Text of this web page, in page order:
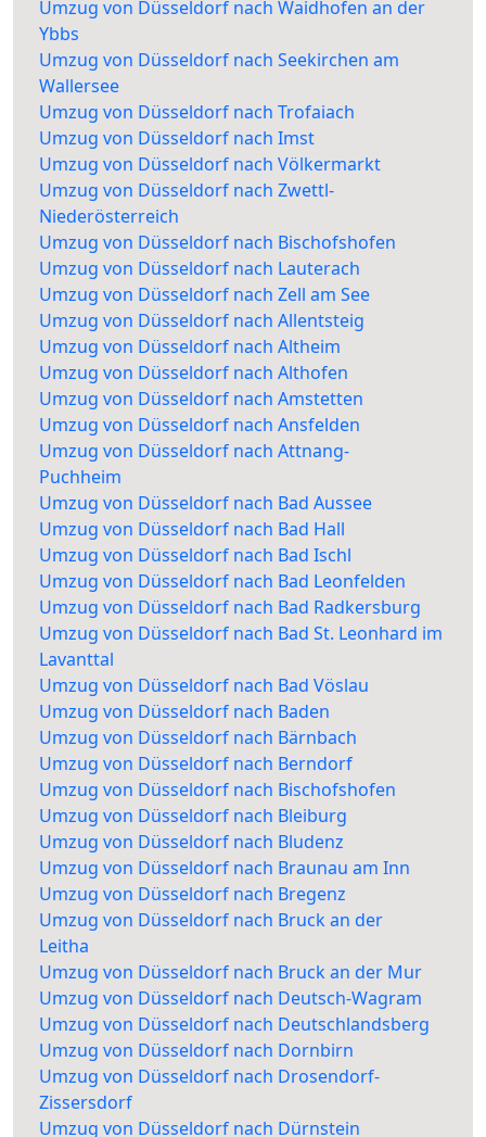
Umzug von Düsseldorf nach Waidhofen an der
Ybbs
Umzug von Düsseldorf nach Seekirchen am
Wallersee
Umzug von Düsseldorf nach Trofaiach
Umzug von Düsseldorf nach Imst
Umzug von Düsseldorf nach Völkermarkt
Umzug von Düsseldorf nach Zwettl-
Niederösterreich
Umzug von Düsseldorf nach Bischofshofen
Umzug von Düsseldorf nach Lauterach
Umzug von Düsseldorf nach Zell am See
Umzug von Düsseldorf nach Allentsteig
Umzug von Düsseldorf nach Altheim
Umzug von Düsseldorf nach Althofen
Umzug von Düsseldorf nach Amstetten
Umzug von Düsseldorf nach Ansfelden
Umzug von Düsseldorf nach Attnang-
Puchheim
Umzug von Düsseldorf nach Bad Aussee
Umzug von Düsseldorf nach Bad Hall
Umzug von Düsseldorf nach Bad Ischl
Umzug von Düsseldorf nach Bad Leonfelden
Umzug von Düsseldorf nach Bad Radkersburg
Umzug von Düsseldorf nach Bad St. Leonhard im
Lavanttal
Umzug von Düsseldorf nach Bad Vöslau
Umzug von Düsseldorf nach Baden
Umzug von Düsseldorf nach Bärnbach
Umzug von Düsseldorf nach Berndorf
Umzug von Düsseldorf nach Bischofshofen
Umzug von Düsseldorf nach Bleiburg
Umzug von Düsseldorf nach Bludenz
Umzug von Düsseldorf nach Braunau am Inn
Umzug von Düsseldorf nach Bregenz
Umzug von Düsseldorf nach Bruck an der
Leitha
Umzug von Düsseldorf nach Bruck an der Mur
Umzug von Düsseldorf nach Deutsch-Wagram
Umzug von Düsseldorf nach Deutschlandsberg
Umzug von Düsseldorf nach Dornbirn
Umzug von Düsseldorf nach Drosendorf-
Zissersdorf
Umzug von Düsseldorf nach Dürnstein